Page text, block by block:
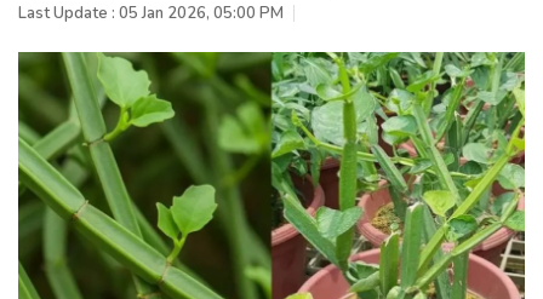
Last Update : 05 Jan 2026, 05:00 PM